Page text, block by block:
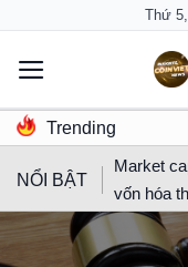
content
Thứ
Trending
NỔI BẬT
Market
vốn hóa